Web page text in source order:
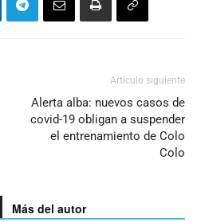
Artículo siguiente
Alerta alba: nuevos casos de
covid-19 obligan a suspender
el entrenamiento de Colo
Colo
Más del autor